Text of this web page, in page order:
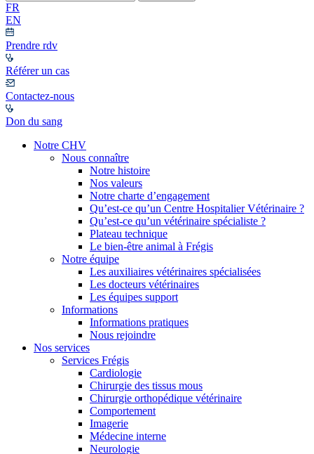
FR
EN
Prendre rdv
Référer un cas
Contactez-nous
Don du sang
Notre CHV
Nous connaître
Notre histoire
Nos valeurs
Notre charte d’engagement
Qu’est-ce qu’un Centre Hospitalier Vétérinaire ?
Qu’est-ce qu’un vétérinaire spécialiste ?
Plateau technique
Le bien-être animal à Frégis
Notre équipe
Les auxiliaires vétérinaires spécialisées
Les docteurs vétérinaires
Les équipes support
Informations
Informations pratiques
Nous rejoindre
Nos services
Services Frégis
Cardiologie
Chirurgie des tissus mous
Chirurgie orthopédique vétérinaire
Comportement
Imagerie
Médecine interne
Neurologie